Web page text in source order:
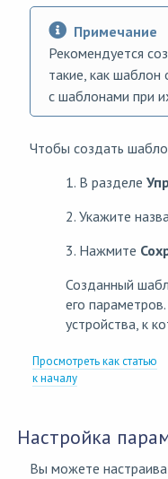
Примечание
Рекомендуется
такие, как
с шаблонами при
Чтобы создать
1. В разделе
2. Укажите
3. Нажмите
Созданный
его
устройства, к
Просмотреть как статью
к началу
Настройка
Вы можете